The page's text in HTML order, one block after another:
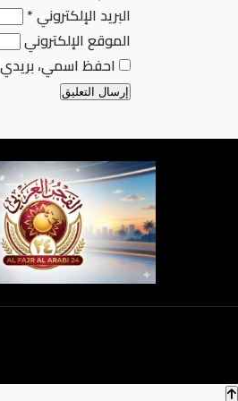
البريد الإلكتروني*
الموقع الإلكتروني
احفظ اسمي، بريدي